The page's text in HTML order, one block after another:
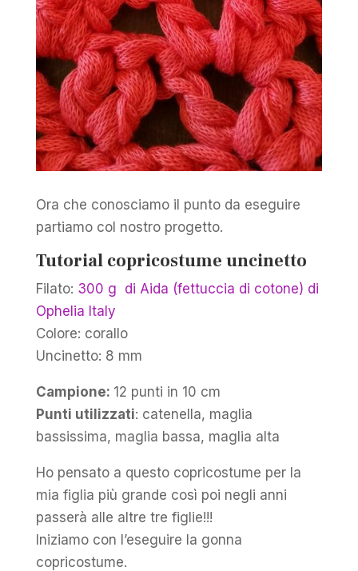
Ora che conosciamo il punto da eseguire
partiamo col nostro progetto.
Tutorial copricostume uncinetto
Filato: 300 g di Aida (fettuccia di cotone) di
Ophelia Italy
Colore: corallo
Uncinetto: 8 mm
Campione: 12 punti in 10 cm
Punti utilizzati: catenella, maglia
bassissima, maglia bassa, maglia alta
Ho pensato a questo copricostume per la
mia figlia più grande così poi negli anni
passerà alle altre tre figlie!!!
Iniziamo con l’eseguire la gonna
copricostume.